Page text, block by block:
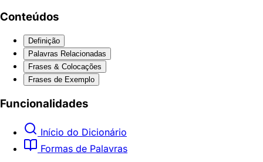
Conteúdos
Definição
Palavras Relacionadas
Frases & Colocações
Frases de Exemplo
Funcionalidades
Início do Dicionário
Formas de Palavras